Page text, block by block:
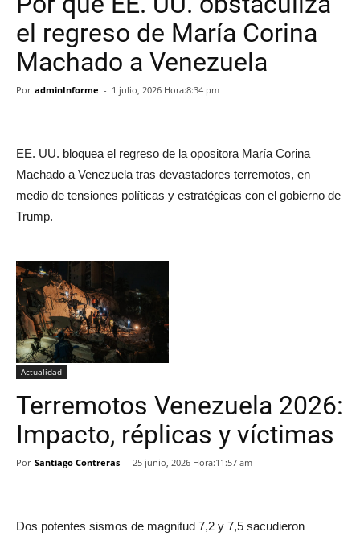
el regreso de María Corina
Machado a Venezuela
Por adminInforme - 1 julio, 2026 Hora:8:34 pm
EE. UU. bloquea el regreso de la opositora María Corina
Machado a Venezuela tras devastadores terremotos, en
medio de tensiones políticas y estratégicas con el gobierno de
Trump.
Actualidad
Terremotos Venezuela 2026:
Impacto, réplicas y víctimas
Por Santiago Contreras - 25 junio, 2026 Hora:11:57 am
Dos potentes sismos de magnitud 7,2 y 7,5 sacudieron